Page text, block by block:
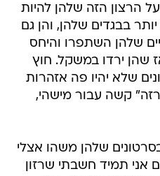
הרצון הזה שלהן להיות
בבגדים שלהן, והן גם
שלהן השתפרו והיחס
שהן ירדו במשקל. חוץ
שלא יהיו פה אזהרות
קשה עבור מישהי,
שלהן משהו אצלי
תמיד חשבתי שרזון